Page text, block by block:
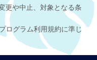
更や中止、対象となる条
ログラム利用規約に準じ